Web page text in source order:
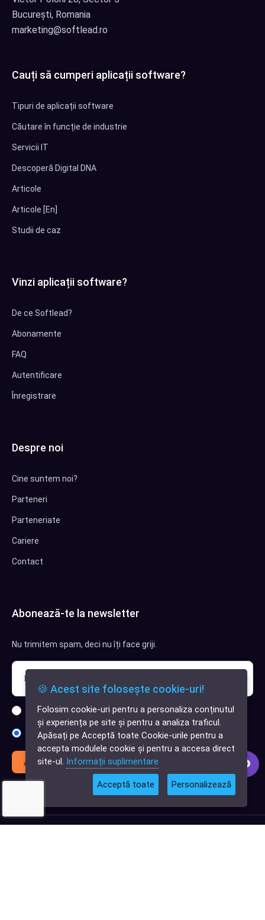
✕
Cauți o aplicație
software?
București, Romania
marketing@softlead.ro
Cauți să cumperi aplicații software?
Tipuri de aplicații software
Căutare în funcție de industrie
Servicii IT
Descoperă Digital DNA
Articole
Articole [En]
Studii de caz
Vinzi aplicații software?
De ce Softlead?
Abonamente
FAQ
Autentificare
Înregistrare
Despre noi
Cine suntem noi?
Parteneri
Parteneriate
Cariere
Contact
Abonează-te la newsletter
Nu trimitem spam, deci nu îți face griji.
Sunt interesat de clienți pentru compania mea IT
Sunt interesat de achiziții software
Abonează-te
🍪 Acest site folosește cookie-uri!
Folosim cookie-uri pentru a personaliza conținutul
și experiența pe site și pentru a analiza traficul.
Apăsați pe Acceptă toate Cookie-urile pentru a
accepta modulele cookie și pentru a accesa direct
site-ul. Informații suplimentare
Acceptă toate Personalizează